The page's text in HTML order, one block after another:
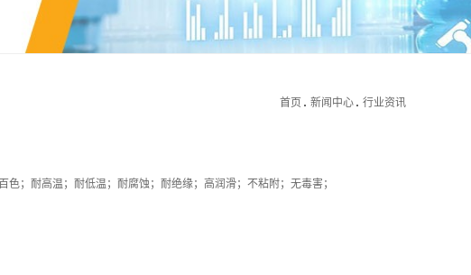
首页 新闻中心
行业资讯
色；耐高温；耐低温；耐腐蚀；耐绝缘；高润滑；不粘附；无毒害；